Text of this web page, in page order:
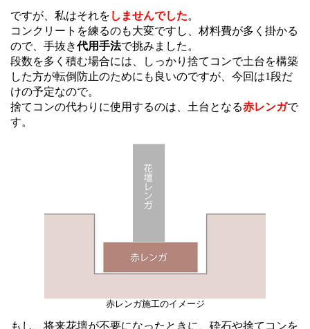
ですが、私はそれを しませんでした。
コンクリートを練るのも大変ですし、材料費が多く掛かる
ので、手抜き代用手法で挑みました。
段数を多く積む場合には、しっかり捨てコンで土台を構築
した方が転倒防止のためにも良いのですが、今回は1段だ
けの予定なので。
捨てコンの代わりに使用するのは、土台となる赤レンガで
す。
赤レンガ施工のイメージ
もし、将来花壇が不要になったときに、砕石や捨てコンを